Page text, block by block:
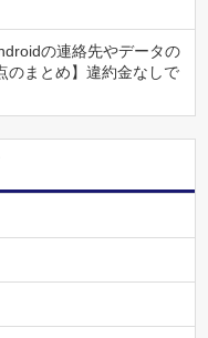
の連絡先やデータの
のまとめ】違約金なしで